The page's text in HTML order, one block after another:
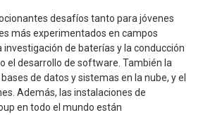
desafíos tanto para jóvenes
más experimentados en campos
investigación de baterías y la conducción
el desarrollo de software. También la
de datos y sistemas en la nube, y el
Además, las instalaciones de
en todo el mundo están